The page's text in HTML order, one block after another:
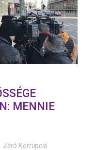
MENNIE
Zéró Korrupció